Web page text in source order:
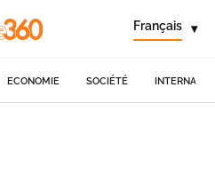
Français ▾
ECONOMIE SOCIÉTÉ